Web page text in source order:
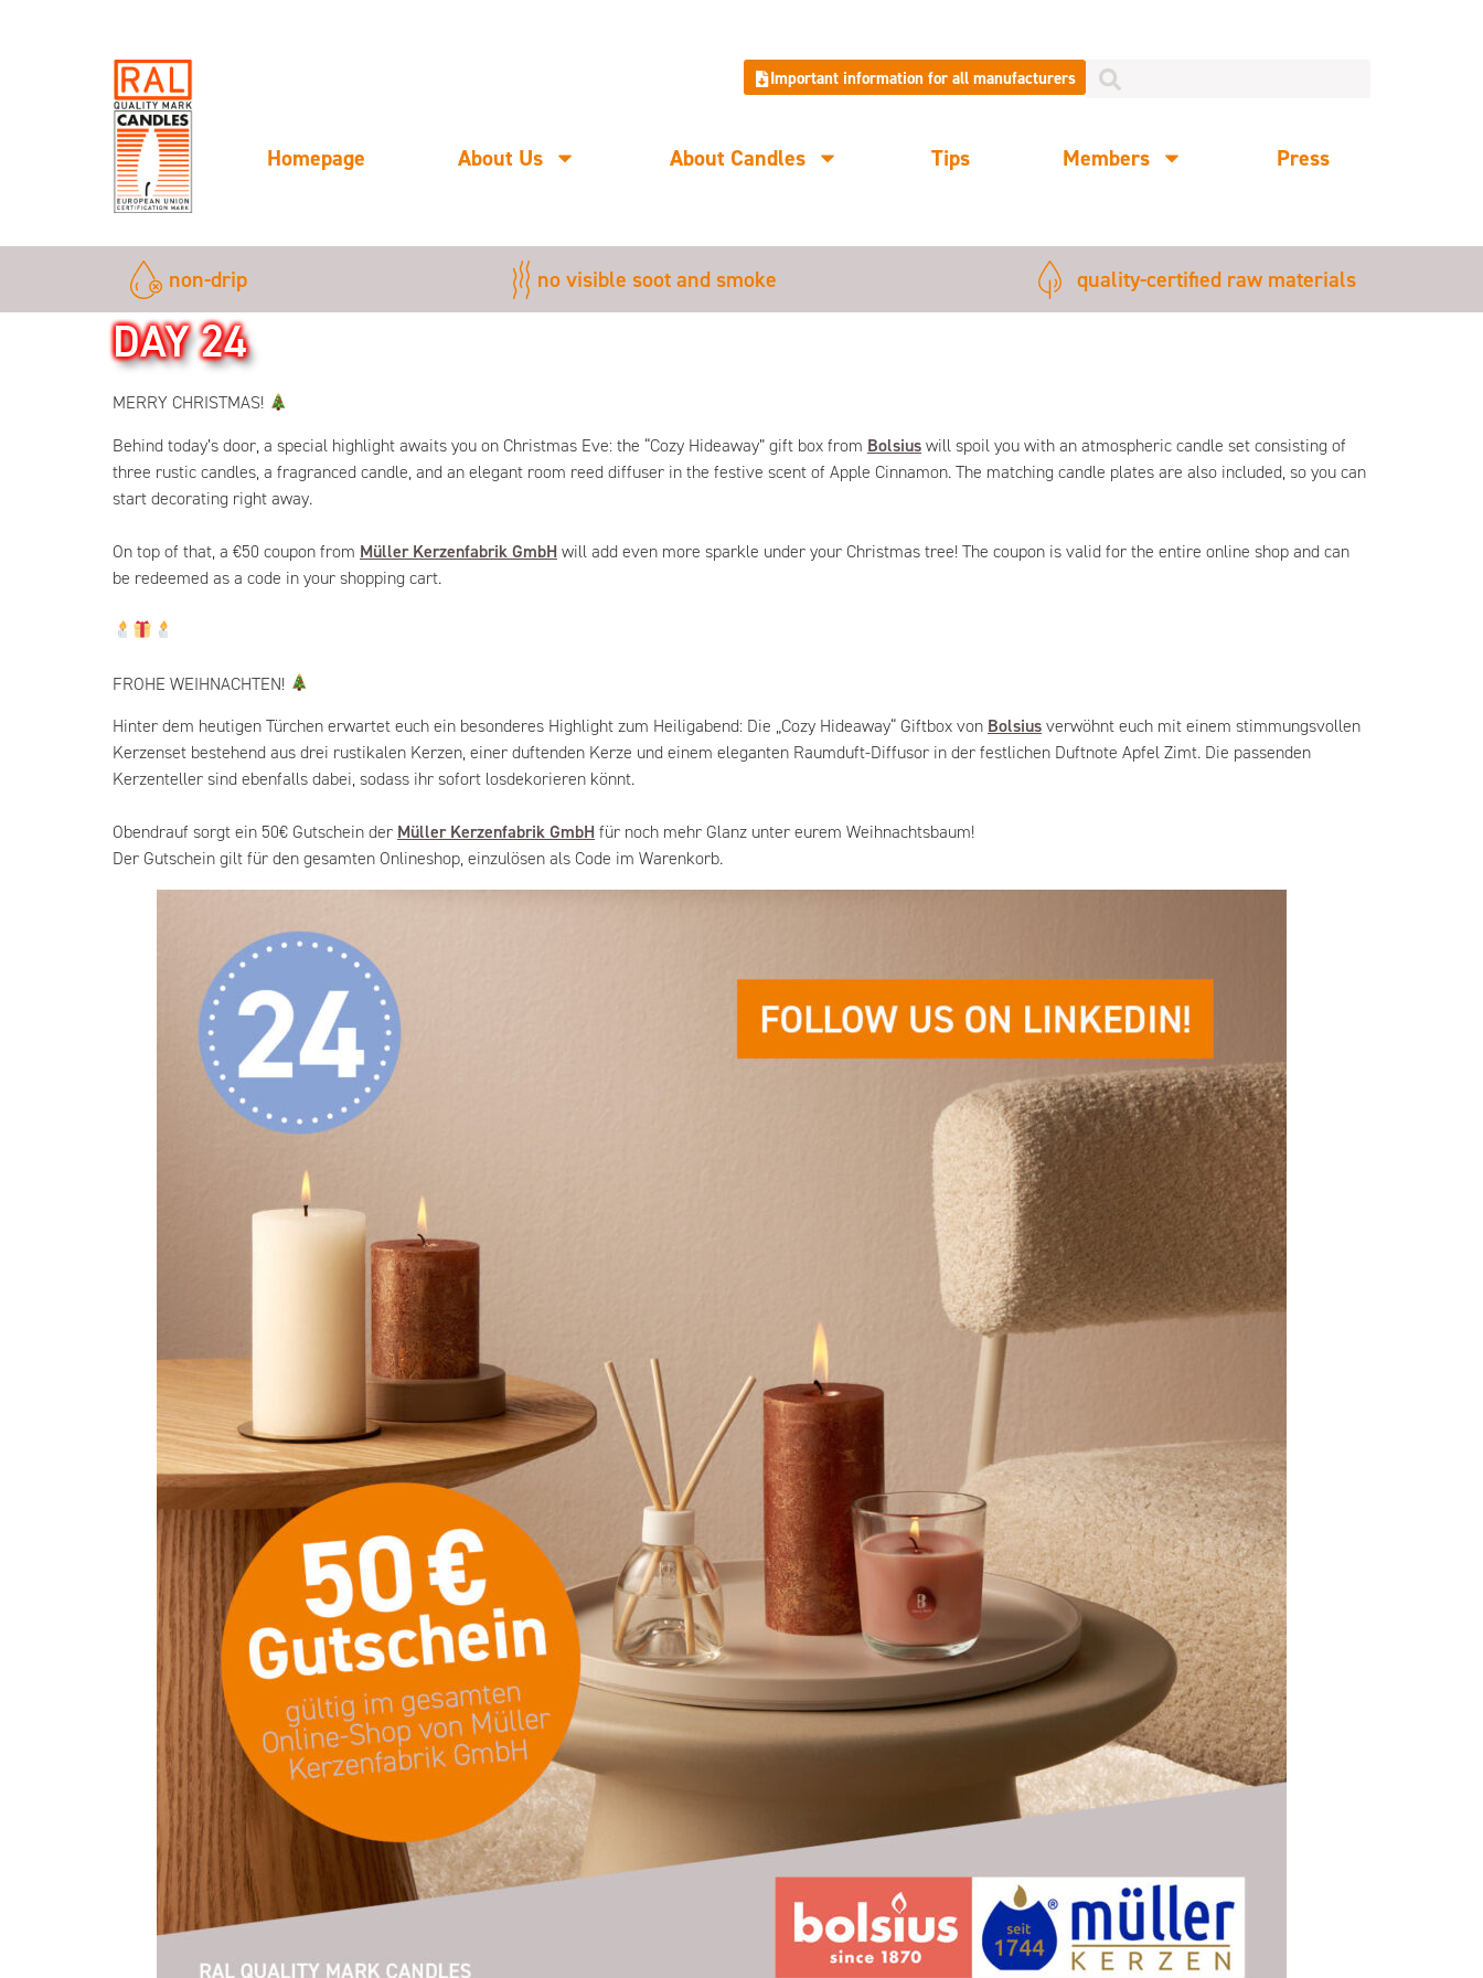
Important information for all manufacturers
Homepage About Us About Candles Tips Members Press
non-drip no visible soot and smoke quality-certified raw materials
DAY 24
MERRY CHRISTMAS!
Behind today’s door, a special highlight awaits you on Christmas Eve: the “Cozy Hideaway” gift box from Bolsiuswill spoil you with an atmospheric candle set consisting of
three rustic candles, a fragranced candle, and an elegant room reed diffuser in the festive scent of Apple Cinnamon. The matching candle plates are also included, so you can
start decorating right away.
On top of that, a €50 coupon from Müller Kerzenfabrik GmbHwill add even more sparkle under your Christmas tree! The coupon is valid for the entire online shop and can
be redeemed as a code in your shopping cart.
FROHE WEIHNACHTEN!
Hinter dem heutigen Türchen erwartet euch ein besonderes Highlight zum Heiligabend: Die „Cozy Hideaway“ Giftbox von Bolsiusverwöhnt euch mit einem stimmungsvollen
Kerzenset bestehend aus drei rustikalen Kerzen, einer duftenden Kerze und einem eleganten Raumduft-Diffusor in der festlichen Duftnote Apfel Zimt. Die passenden
Kerzenteller sind ebenfalls dabei, sodass ihr sofort losdekorieren könnt.
Obendrauf sorgt ein 50€ Gutschein der Müller Kerzenfabrik GmbHfür noch mehr Glanz unter eurem Weihnachtsbaum!
Der Gutschein gilt für den gesamten Onlineshop, einzulösen als Code im Warenkorb.